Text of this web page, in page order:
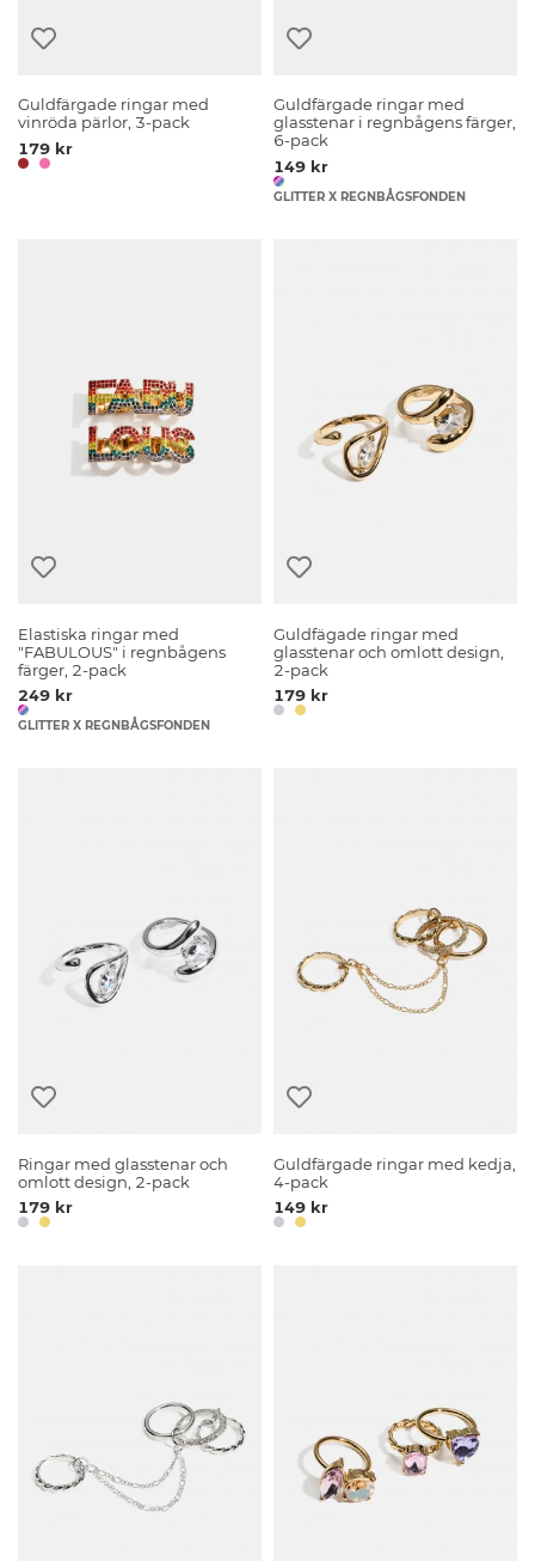
Guldfärgade ringar med
vinröda pärlor, 3-pack
179 kr
Guldfärgade ringar med
glasstenar i regnbågens färger,
6-pack
149 kr
GLITTER X REGNBÅGSFONDEN
Elastiska ringar med
"FABULOUS" i regnbågens
färger, 2-pack
249 kr
GLITTER X REGNBÅGSFONDEN
Guldfägade ringar med
glasstenar och omlott design,
2-pack
179 kr
Ringar med glasstenar och
omlott design, 2-pack
179 kr
Guldfärgade ringar med kedja,
4-pack
149 kr